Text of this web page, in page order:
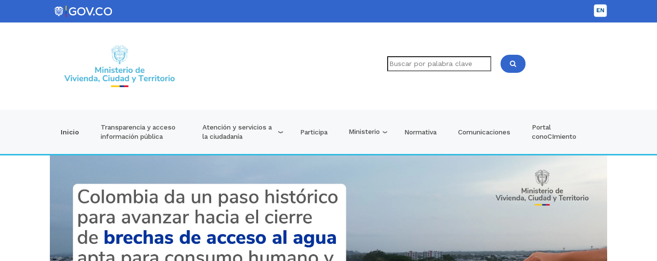
Inicio
Transparencia y acceso
información pública
Atención y servicios a
la ciudadanía
Participa Ministerio Normativa Comunicaciones
Portal
conoCImiento